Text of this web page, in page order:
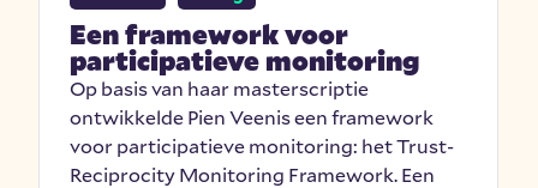
Een framework voor
participatieve monitoring
Op basis van haar masterscriptie
ontwikkelde Pien Veenis een framework
voor participatieve monitoring: het Trust-
Reciprocity Monitoring Framework. Een